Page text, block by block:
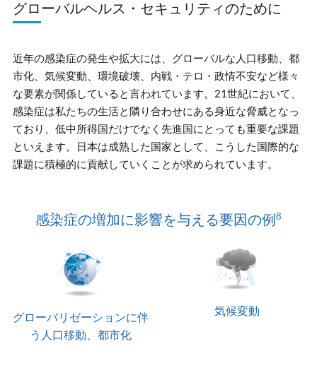
グローバルヘルス・セキュリティのために
近年の感染症の発生や拡大には、グローバルな人口移動、都
市化、気候変動、環境破壊、内戦・テロ・政情不安など様々
な要素が関係していると言われています。21世紀において、
感染症は私たちの生活と隣り合わせにある身近な脅威となっ
ており、低中所得国だけでなく先進国にとっても重要な課題
といえます。日本は成熟した国家として、こうした国際的な
課題に積極的に貢献していくことが求められています。
感染症の増加に影響を与える要因の例 8
グローバリゼーションに伴
う人口移動、都市化
気候変動